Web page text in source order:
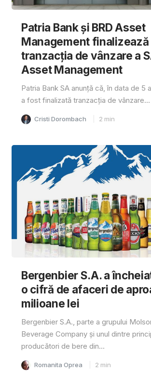
Patria Bank și BRD Asset
Management finalizează
tranzacția de vânzare a
Asset Management
Patria Bank SA anunță că, în data de 5
a fost finalizată tranzacția de vânzare...
Cristi Dorombach 2 min
Bergenbier S.A. a
o cifră de afaceri de
milioane lei
Bergenbier S.A., parte a grupului
Beverage Company și unul dintre
producători de bere din...
Romanita Oprea 2 min